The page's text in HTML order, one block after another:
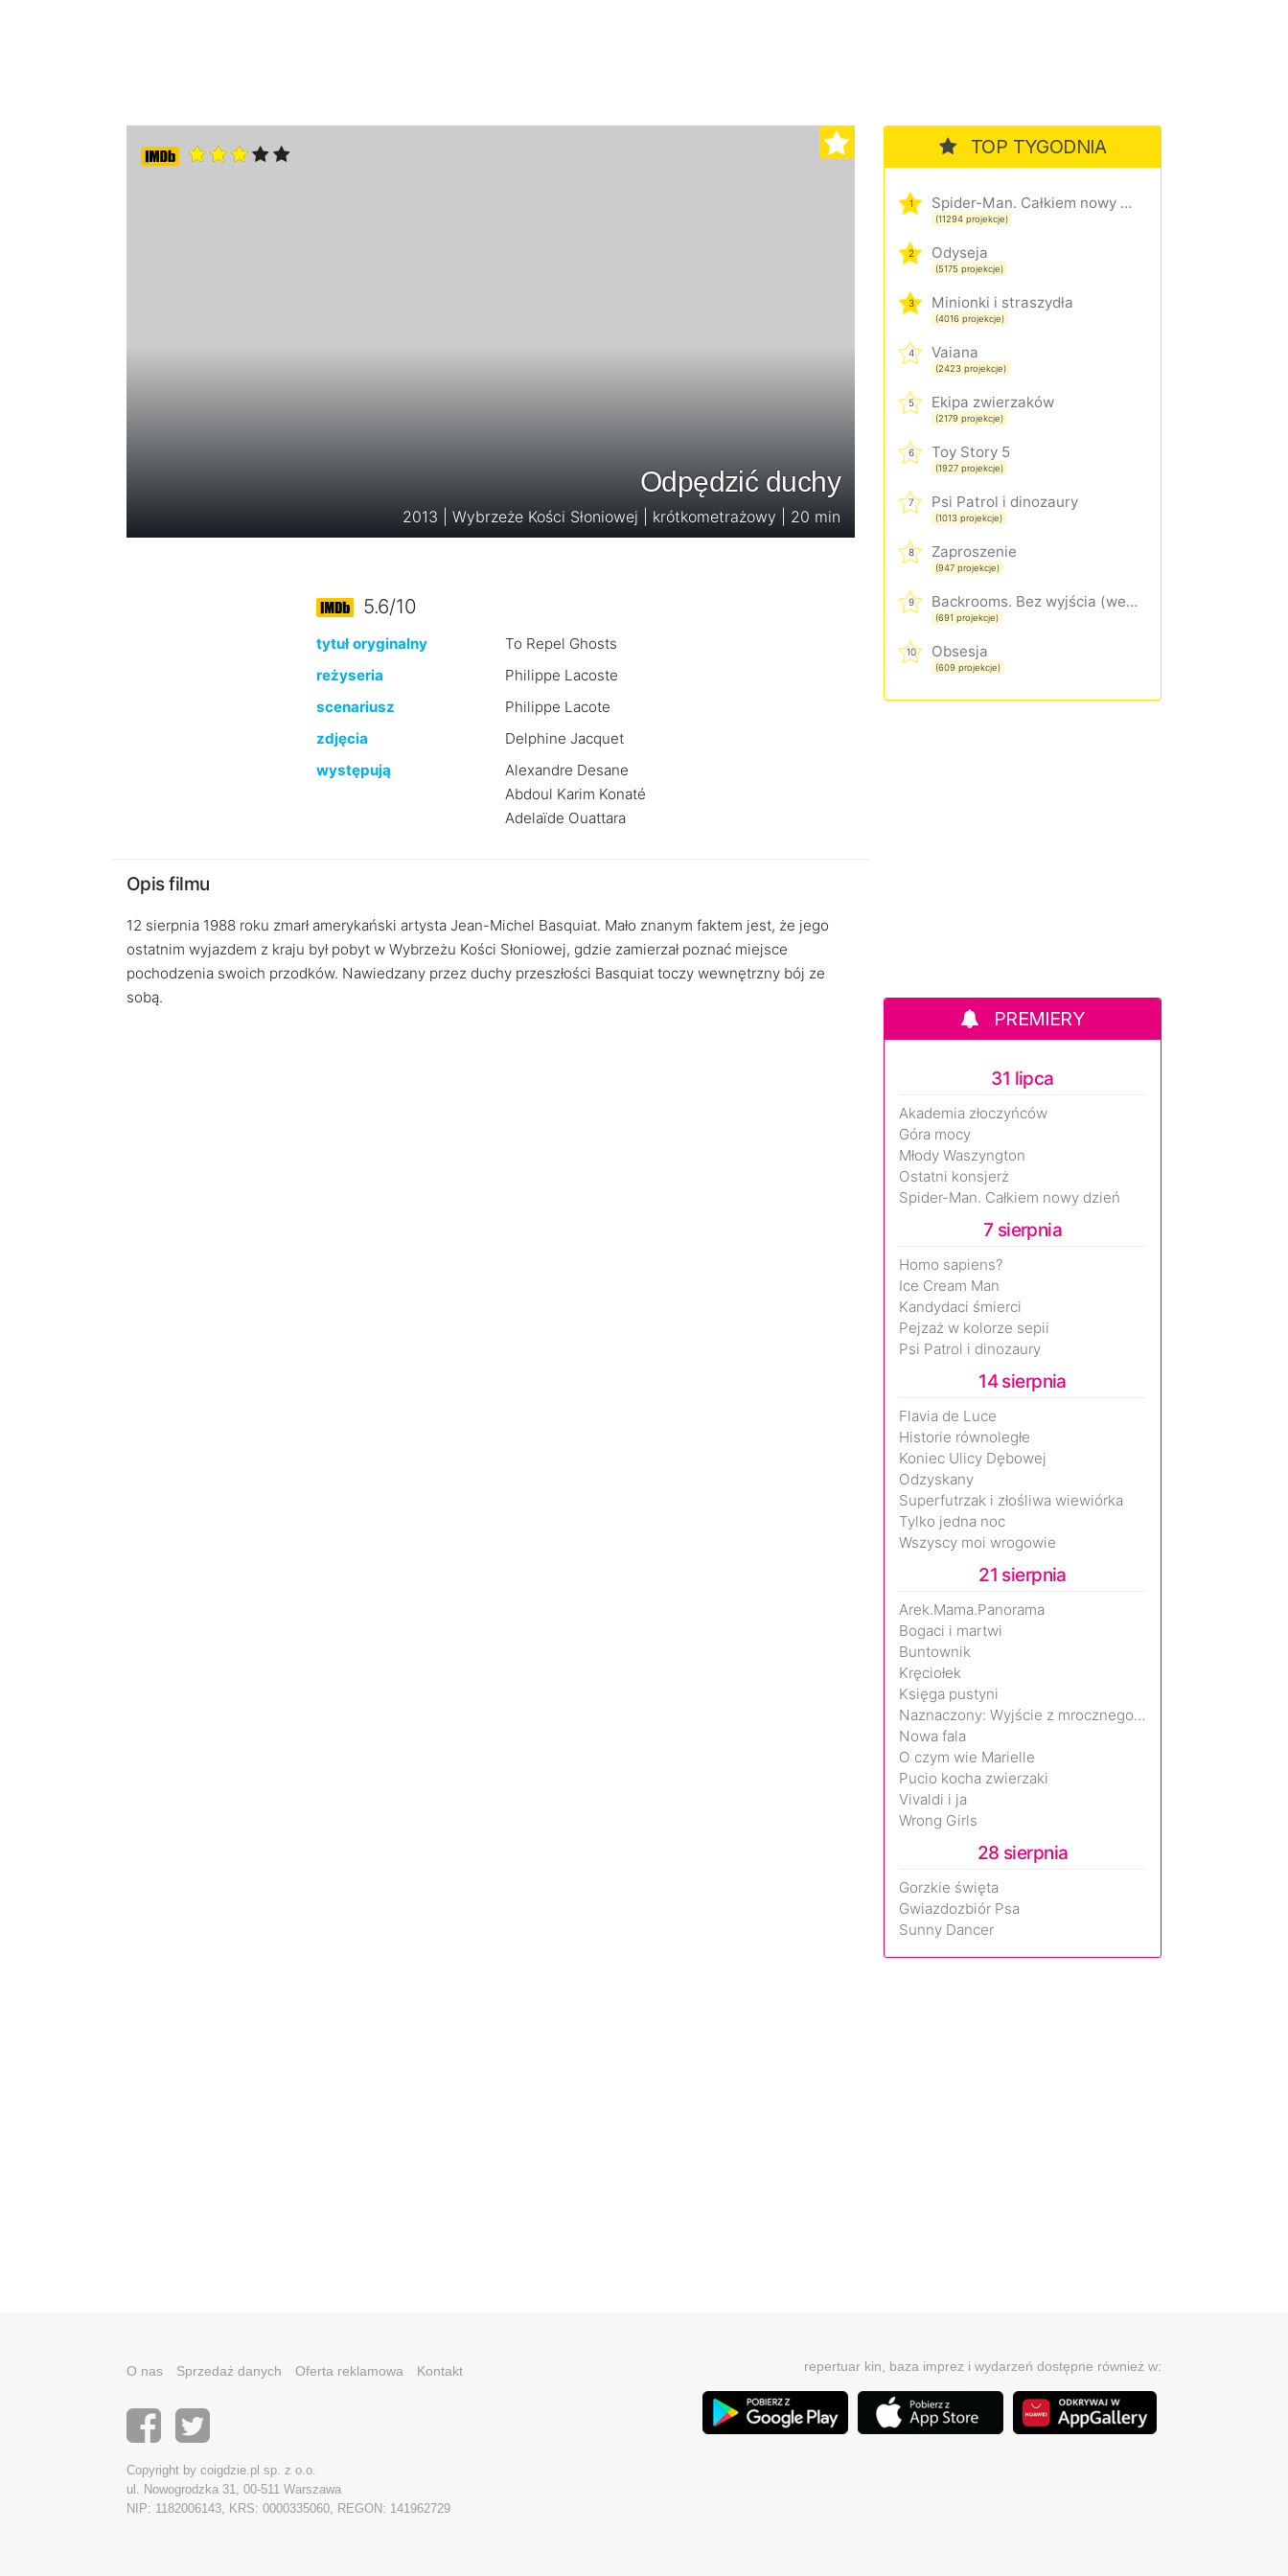
Odpędzić duchy
2013 | Wybrzeże Kości Słoniowej | krótkometrażowy | 20 min
5.6/10
tytuł oryginalny
To Repel Ghosts
reżyseria
Philippe Lacoste
scenariusz
Philippe Lacote
zdjęcia
Delphine Jacquet
występują
Alexandre Desane
Abdoul Karim Konaté
Adelaïde Ouattara
Opis filmu
12 sierpnia 1988 roku zmarł amerykański artysta Jean-Michel Basquiat. Mało znanym faktem jest, że jego
ostatnim wyjazdem z kraju był pobyt w Wybrzeżu Kości Słoniowej, gdzie zamierzał poznać miejsce
pochodzenia swoich przodków. Nawiedzany przez duchy przeszłości Basquiat toczy wewnętrzny bój ze
sobą.
TOP TYGODNIA
1 Spider-Man. Całkiem nowy dzień
(11294 projekcje)
2 Odyseja
(5175 projekcje)
3 Minionki i straszydła
(4016 projekcje)
4 Vaiana
(2423 projekcje)
5 Ekipa zwierzaków
(2179 projekcje)
6 Toy Story 5
(1927 projekcje)
7 Psi Patrol i dinozaury
(1013 projekcje)
8 Zaproszenie
(947 projekcje)
9 Backrooms. Bez wyjścia (wersja rozszerzona)
(691 projekcje)
10 Obsesja
(609 projekcje)
PREMIERY
31 lipca
Akademia złoczyńców
Góra mocy
Młody Waszyngton
Ostatni konsjerż
Spider-Man. Całkiem nowy dzień
7 sierpnia
Homo sapiens?
Ice Cream Man
Kandydaci śmierci
Pejzaż w kolorze sepii
Psi Patrol i dinozaury
14 sierpnia
Flavia de Luce
Historie równoległe
Koniec Ulicy Dębowej
Odzyskany
Superfutrzak i złośliwa wiewiórka
Tylko jedna noc
Wszyscy moi wrogowie
21 sierpnia
Arek.Mama.Panorama
Bogaci i martwi
Buntownik
Kręciołek
Księga pustyni
Naznaczony: Wyjście z mrocznego wymiaru
Nowa fala
O czym wie Marielle
Pucio kocha zwierzaki
Vivaldi i ja
Wrong Girls
28 sierpnia
Gorzkie święta
Gwiazdozbiór Psa
Sunny Dancer
O nas Sprzedaż danych Oferta reklamowa Kontakt
Copyright by coigdzie.pl sp. z o.o.
ul. Nowogrodzka 31, 00-511 Warszawa
NIP: 1182006143, KRS: 0000335060, REGON: 141962729
repertuar kin, baza imprez i wydarzeń dostępne również w: